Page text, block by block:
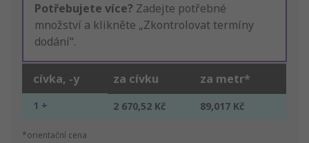
Potřebujete více? Zadejte potřebné
množství a klikněte „Zkontrolovat termíny
dodání“.
cívka, -y za cívku za metr*
1 + 2 670,52 Kč 89,017 Kč
*orientační cena